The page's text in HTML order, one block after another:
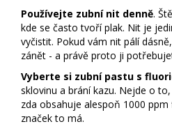
Používejte zubní nit denně.
kde se často tvoří plak. Nit je
vyčistit. Pokud vám nit pálí
zánět - a právě proto ji
Vyberte si zubní pastu s
sklovinu a brání kazu. Nejde o
zda obsahuje alespoň 1000 ppm
značek to má.